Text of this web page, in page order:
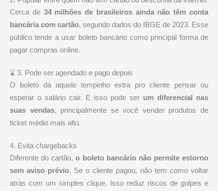
Cerca de 34 milhões de brasileiros ainda não têm conta
bancária com cartão, segundo dados do IBGE de 2023. Esse
público tende a usar boleto bancário como principal forma de
pagar compras online.
⌛ 3. Pode ser agendado e pago depois
O boleto dá aquele tempinho extra pro cliente pensar ou
esperar o salário cair. E isso pode ser um diferencial nas
suas vendas, principalmente se você vender produtos de
ticket médio mais alto.
4. Evita chargebacks
Diferente do cartão,o boleto bancário não permite estorno
sem aviso prévio. Se o cliente pagou, não tem como voltar
atrás com um simples clique. Isso reduz riscos de golpes e